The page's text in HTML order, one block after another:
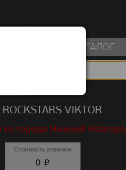
КАТАЛОГ
VIKTOR
из города Нижний
Стоимость упаковок
0 p